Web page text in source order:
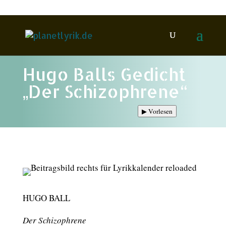
Hugo Balls Gedicht
„Der Schizophrene“
▶Vorlesen
HUGO BALL
Der Schizophrene